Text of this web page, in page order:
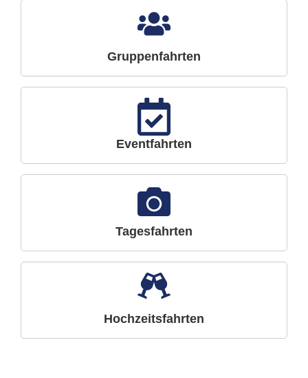
Gruppenfahrten
Eventfahrten
Tagesfahrten
Hochzeitsfahrten